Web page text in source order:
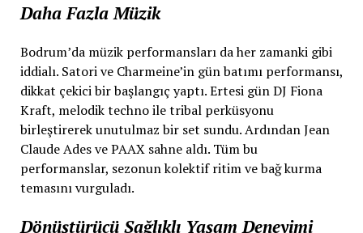
Daha Fazla Müzik
Bodrum’da müzik performansları da her zamanki gibi
iddialı. Satori ve Charmeine’in gün batımı performansı,
dikkat çekici bir başlangıç yaptı. Ertesi gün DJ Fiona
Kraft, melodik techno ile tribal perküsyonu
birleştirerek unutulmaz bir set sundu. Ardından Jean
Claude Ades ve PAAX sahne aldı. Tüm bu
performanslar, sezonun kolektif ritim ve bağ kurma
temasını vurguladı.
Dönüştürücü Sağlıklı Yaşam Deneyimi